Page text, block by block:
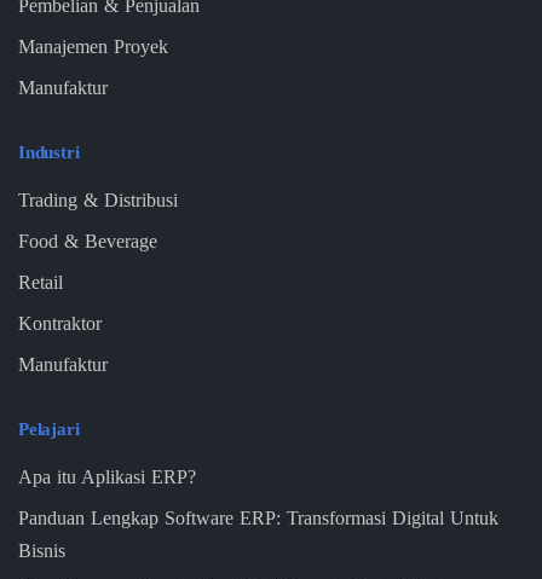
Pembelian & Penjualan
Manajemen Proyek
Manufaktur
Industri
Trading & Distribusi
Food & Beverage
Retail
Kontraktor
Manufaktur
Pelajari
Apa itu Aplikasi ERP?
Panduan Lengkap Software ERP: Transformasi Digital Untuk
Bisnis